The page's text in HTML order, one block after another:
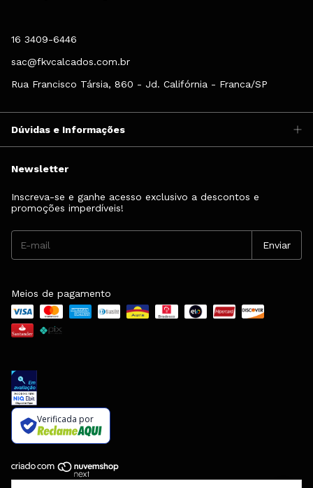
16 3409-6446
sac@fkvcalcados.com.br
Rua Francisco Társia, 860 - Jd. Califórnia - Franca/SP
Dúvidas e Informações
Newsletter
Inscreva-se e ganhe acesso exclusivo a descontos e
promoções imperdíveis!
Meios de pagamento
Verificada por
Copyright FKV Calçados - 16852091000123 - 2026. Todos os direitos